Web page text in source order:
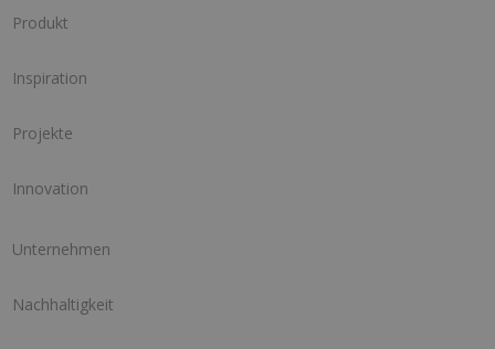
Produkt
Inspiration
Projekte
Innovation
Unternehmen
Nachhaltigkeit